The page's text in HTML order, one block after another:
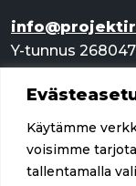
Käytämme
voisimme
tallentamalla
Y-tunnus
Pikalinkit
Palvelut
Referenssit